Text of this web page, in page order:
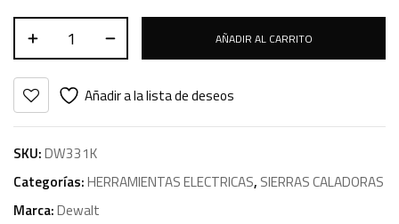
AÑADIR AL CARRITO
Añadir a la lista de deseos
SKU:DW331K
Categorías:HERRAMIENTAS ELECTRICAS, SIERRAS CALADORAS
Marca:Dewalt